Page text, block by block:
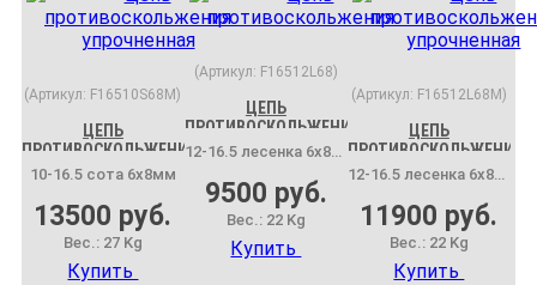
(Артикул: F16510S68M )
ЦЕПЬ
ПРОТИВОСКОЛЬЖЕНИЯ
УПРОЧНЕННАЯ
10-16.5 сота 6x8мм
13500 руб.
Вес.: 27 Kg
Купить
(Артикул: F16512L68)
ЦЕПЬ
ПРОТИВОСКОЛЬЖЕНИЯ
12-16.5 лесенка 6x8мм
9500 руб.
Вес.: 22 Kg
Купить
(Артикул: F16512L68M )
ЦЕПЬ
ПРОТИВОСКОЛЬЖЕНИЯ
УПРОЧНЕННАЯ 12-16.5 лесенка 6x8мм
11900 руб.
Вес.: 22 Kg
Купить